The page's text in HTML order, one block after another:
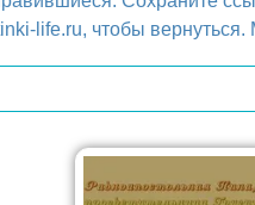
life.ru, чтобы